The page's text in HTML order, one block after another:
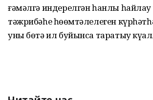
ғәмәлгә индерел­гән һанлы
тәжрибәһе һөҙөмтәлелеген
уны бөтә ил буйынса таратыу